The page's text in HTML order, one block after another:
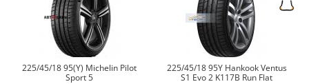
225/45/18 95Y Hankook Ventus
S1 Evo 2 K117B Run Flat
225/45/18 95W Pirelli Formula
Energy